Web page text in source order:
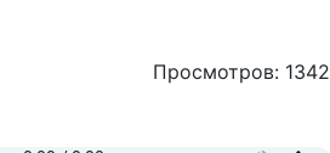
Просмотров: 1342